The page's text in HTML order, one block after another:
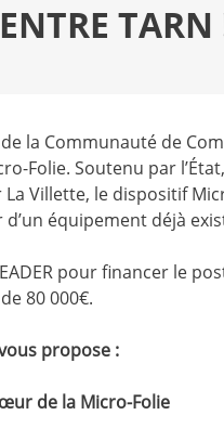
TARN
la Communauté de
Folie. Soutenu par
Villette, le dispositif
équipement déjà
pour financer le
80 000€.
propose :
de la Micro-Folie